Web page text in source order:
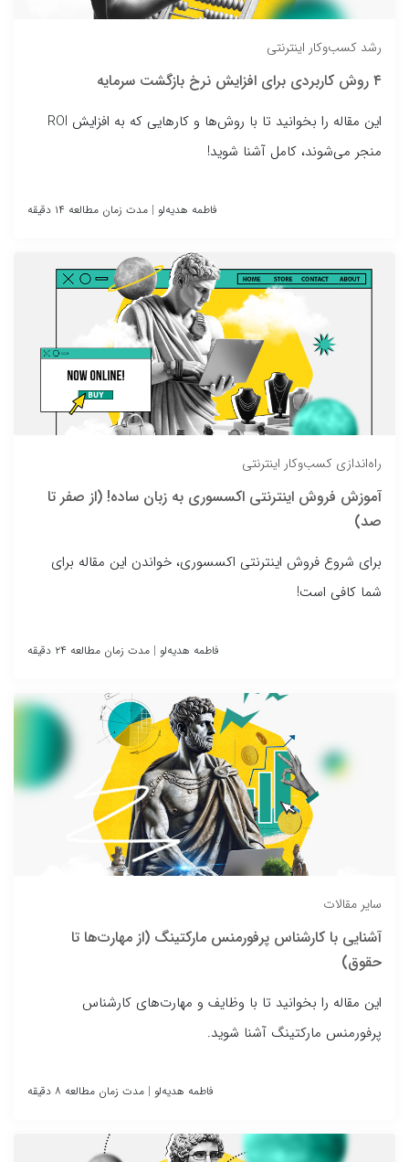
رشد کسب‌وکار اینترنتی
۴ روش کاربردی برای افزایش نرخ بازگشت سرمایه
این مقاله را بخوانید تا با روش‌ها و کارهایی که به افزایش ROI
منجر می‌شوند، کامل آشنا شوید!
فاطمه هدیه‌لو | مدت زمان مطالعه ۱۴ دقیقه
راه‌اندازی کسب‌وکار اینترنتی
آموزش فروش اینترنتی اکسسوری به زبان ساده! (از صفر تا
صد)
برای شروع فروش اینترنتی اکسسوری، خواندن این مقاله برای
شما کافی است!
فاطمه هدیه‌لو | مدت زمان مطالعه ۲۴ دقیقه
سایر مقالات
آشنایی با کارشناس پرفورمنس مارکتینگ (از مهارت‌ها تا
حقوق)
این مقاله را بخوانید تا با وظایف و مهارت‌های کارشناس
پرفورمنس مارکتینگ آشنا شوید.
فاطمه هدیه‌لو | مدت زمان مطالعه ۸ دقیقه